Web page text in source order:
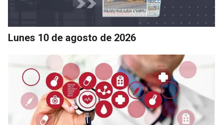
Lunes 10 de agosto de 2026